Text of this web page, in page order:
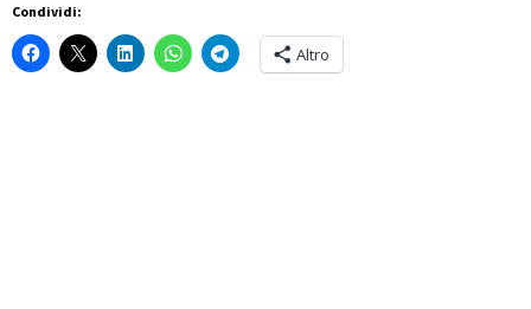
Condividi:
Altro